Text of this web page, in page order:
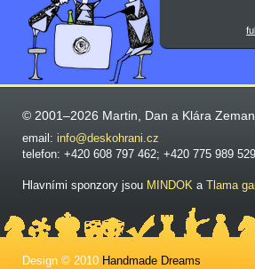
© 2001–2026 Martin, Dan a Klára
email: info@deskohrani.cz
telefon: +420 608 797 462; +420 775 989
Hlavními sponzory jsou MINDOK a Tlama
Design © 2010 Handmade Dreams